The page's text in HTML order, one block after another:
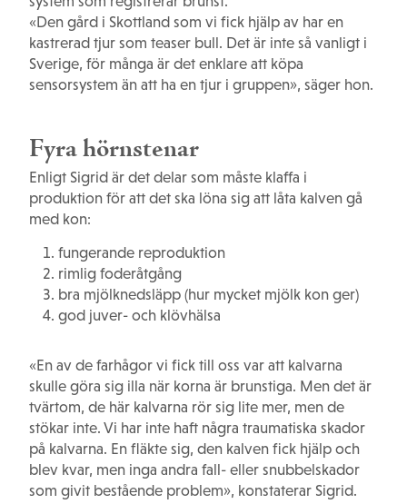
«Den gård i Skottland som vi fick hjälp av har en
kastrerad tjur som teaser bull. Det är inte så vanligt i
Sverige, för många är det enklare att köpa
sensorsystem än att ha en tjur i gruppen», säger hon.
Fyra hörnstenar
Enligt Sigrid är det delar som måste klaffa i
produktion för att det ska löna sig att låta kalven gå
med kon:
fungerande reproduktion
rimlig foderåtgång
bra mjölknedsläpp (hur mycket mjölk kon ger)
god juver- och klövhälsa
«En av de farhågor vi fick till oss var att kalvarna
skulle göra sig illa när korna är brunstiga. Men det är
tvärtom, de här kalvarna rör sig lite mer, men de
stökar inte. Vi har inte haft några traumatiska skador
på kalvarna. En fläkte sig, den kalven fick hjälp och
blev kvar, men inga andra fall- eller snubbelskador
som givit bestående problem», konstaterar Sigrid.